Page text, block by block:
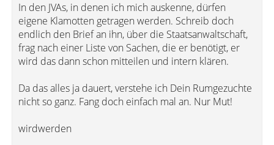
In den JVAs, in denen ich mich auskenne, dürfen
eigene Klamotten getragen werden. Schreib doch
endlich den Brief an ihn, über die Staatsanwaltschaft,
frag nach einer Liste von Sachen, die er benötigt, er
wird das dann schon mitteilen und intern klären.
Da das alles ja dauert, verstehe ich Dein Rumgezuchte
nicht so ganz. Fang doch einfach mal an. Nur Mut!
wirdwerden